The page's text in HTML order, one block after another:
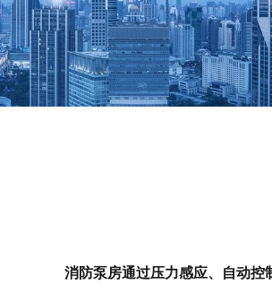
消防泵房通过压力感应、自动控